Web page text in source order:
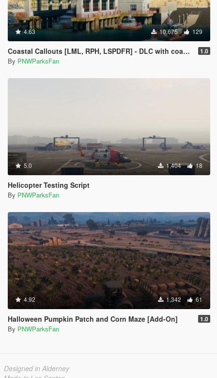
4.63 10,675 129
Coastal Callouts [LML, RPH, LSPDFR] - DLC with coast guard boats, helicopters, planes, and maps + script with helicopter hoist, boat towing, missions, and more 1.0
By PNWParksFan
5.0 1,404 18
Helicopter Testing Script
By PNWParksFan
4.92 1,342 61
Halloween Pumpkin Patch and Corn Maze [Add-On] 1.0
By PNWParksFan
Designed in Alderney